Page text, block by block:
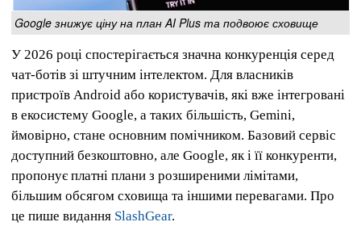
Google знижує ціну на план AI Plus та подвоює сховище
У 2026 році спостерігається значна конкуренція серед
чат-ботів зі штучним інтелектом. Для власників
пристроїв Android або користувачів, які вже інтегровані
в екосистему Google, а таких більшість, Gemini,
ймовірно, стане основним помічником. Базовий сервіс
доступний безкоштовно, але Google, як і її конкуренти,
пропонує платні плани з розширеними лімітами,
більшим обсягом сховища та іншими перевагами. Про
це пише видання SlashGear.